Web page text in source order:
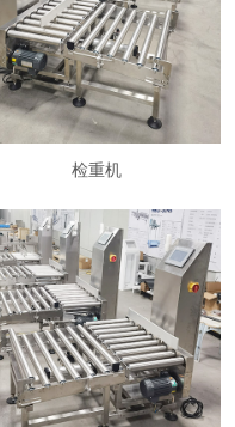
检重机